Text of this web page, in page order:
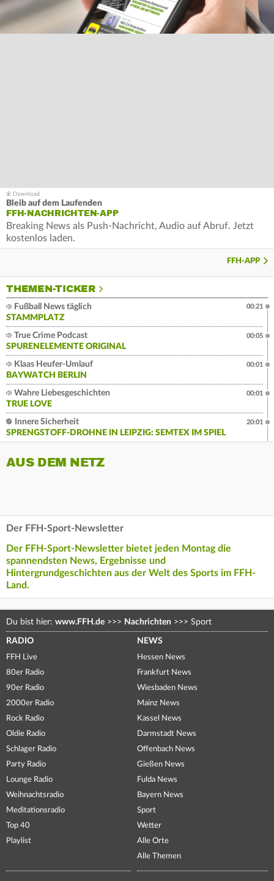
Bleib auf dem Laufenden
FFH-NACHRICHTEN-APP
Breaking News als Push-Nachricht, Audio auf Abruf. Jetzt
kostenlos laden.
FFH-APP
THEMEN-TICKER
Fußball News täglich
STAMMPLATZ
00:21
True Crime Podcast
SPURENELEMENTE ORIGINAL
00:05
Klaas Heufer-Umlauf
BAYWATCH BERLIN
00:01
Wahre Liebesgeschichten
TRUE LOVE
00:01
Innere Sicherheit
SPRENGSTOFF-DROHNE IN LEIPZIG: SEMTEX IM SPIEL
20:01
AUS DEM NETZ
Der FFH-Sport-Newsletter
Der FFH-Sport-Newsletter bietet jeden Montag die
spannendsten News, Ergebnisse und
Hintergrundgeschichten aus der Welt des Sports im FFH-
Land.
Du bist hier: www.FFH.de >>> Nachrichten >>> Sport
RADIO
FFH Live
80er Radio
90er Radio
2000er Radio
Rock Radio
Oldie Radio
Schlager Radio
Party Radio
Lounge Radio
Weihnachtsradio
Meditationsradio
Top 40
Playlist
NEWS
Hessen News
Frankfurt News
Wiesbaden News
Mainz News
Kassel News
Darmstadt News
Offenbach News
Gießen News
Fulda News
Bayern News
Sport
Wetter
Alle Orte
Alle Themen